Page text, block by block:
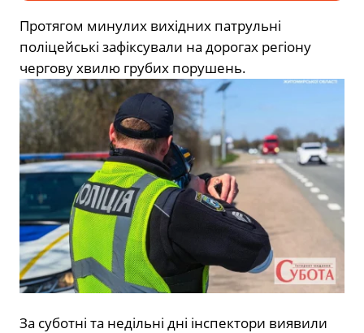
Протягом минулих вихідних патрульні
поліцейські зафіксували на дорогах регіону
чергову хвилю грубих порушень.
За суботні та недільні дні інспектори виявили